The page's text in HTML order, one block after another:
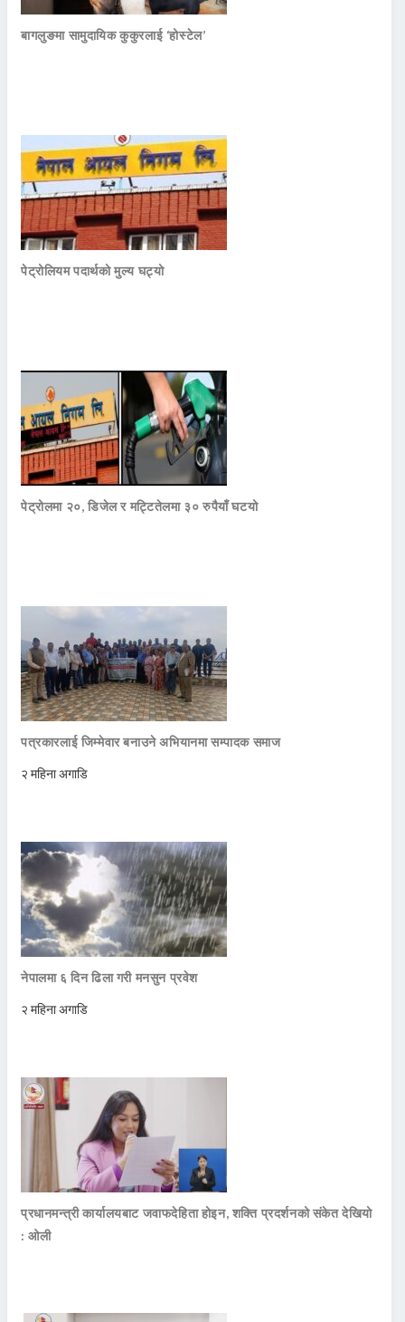
बागलुङमा सामुदायिक कुकुरलाई ‘होस्टेल’
पेट्रोलियम पदार्थको मुल्य घट्यो
पेट्रोलमा २०, डिजेल र मट्टितेलमा ३० रुपैयाँ घटयो
पत्रकारलाई जिम्मेवार बनाउने अभियानमा सम्पादक समाज
२ महिना अगाडि
नेपालमा ६ दिन ढिला गरी मनसुन प्रवेश
२ महिना अगाडि
प्रधानमन्त्री कार्यालयबाट जवाफदेहिता होइन, शक्ति प्रदर्शनको संकेत देखियो
: ओली